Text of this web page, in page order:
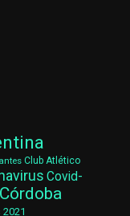
Club Atlético
Covid-
Córdoba